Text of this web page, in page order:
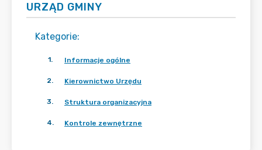
URZĄD GMINY
Kategorie:
1. Informacje ogólne
2. Kierownictwo Urzędu
3. Struktura organizacyjna
4. Kontrole zewnętrzne